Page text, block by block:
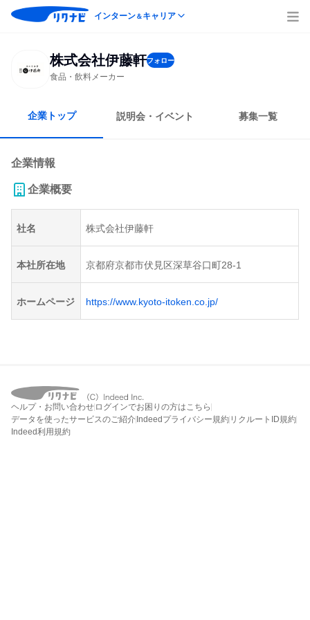
インターン＆キャリア
株式会社伊藤軒フォロー
食品・飲料メーカー
企業トップ 説明会・イベント 募集一覧
企業情報
企業概要
社名 株式会社伊藤軒
本社所在地 京都府京都市伏見区深草谷口町28-1
ホームページ https://www.kyoto-itoken.co.jp/
ヘルプ・お問い合わせ ログインでお困りの方はこちら
データを使ったサービスのご紹介 Indeedプライバシー規約 リクルートID規約
Indeed利用規約